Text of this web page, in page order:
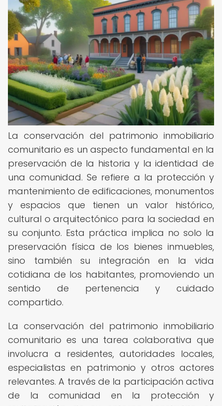
La conservación del patrimonio inmobiliario
comunitario es un aspecto fundamental en la
preservación de la historia y la identidad de
una comunidad. Se refiere a la protección y
mantenimiento de edificaciones, monumentos
y espacios que tienen un valor histórico,
cultural o arquitectónico para la sociedad en
su conjunto. Esta práctica implica no solo la
preservación física de los bienes inmuebles,
sino también su integración en la vida
cotidiana de los habitantes, promoviendo un
sentido de pertenencia y cuidado
compartido.
La conservación del patrimonio inmobiliario
comunitario es una tarea colaborativa que
involucra a residentes, autoridades locales,
especialistas en patrimonio y otros actores
relevantes. A través de la participación activa
de la comunidad en la protección y